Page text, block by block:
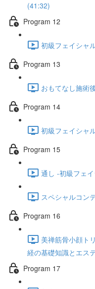
(41:32)
Program 12
初級フェイシャ
Program 13
おもてなし施術
Program 14
初級フェイシャ
Program 15
通し -初級フェ
スペシャルコン
Program 16
美禅筋骨小顔ト
経の基礎知識とエス
Program 17